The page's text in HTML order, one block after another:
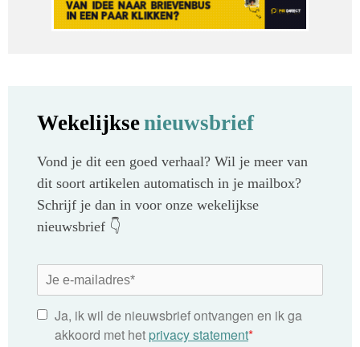
Wekelijksenieuwsbrief
Vond je dit een goed verhaal? Wil je meer van
dit soort artikelen automatisch in je mailbox?
Schrijf je dan in voor onze wekelijkse
nieuwsbrief 👇
Ja, ik wil de nieuwsbrief ontvangen en ik ga
akkoord met het privacy statement*